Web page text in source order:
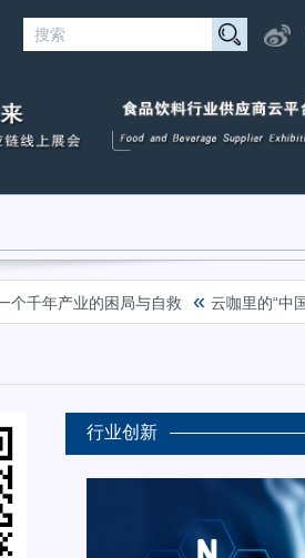
年产业的困局与自救 « 云咖里的“中国魂”
行业创新